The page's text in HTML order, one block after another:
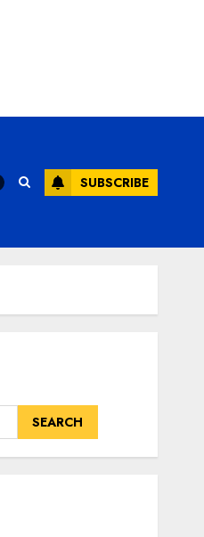
SUBSCRIBE
SEARCH